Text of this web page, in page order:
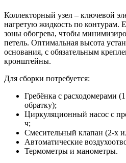
Коллекторный узел – ключевой
нагретую жидкость по контурам.
зоны обогрева, чтобы
петель. Оптимальная высота
основания, с обязательным
кронштейны.
Для сборки потребуется:
Гребёнка с расходомерами
обратку);
Циркуляционный насос с
ч;
Смесительный клапан (2-х
Автоматические
Термометры и манометры.